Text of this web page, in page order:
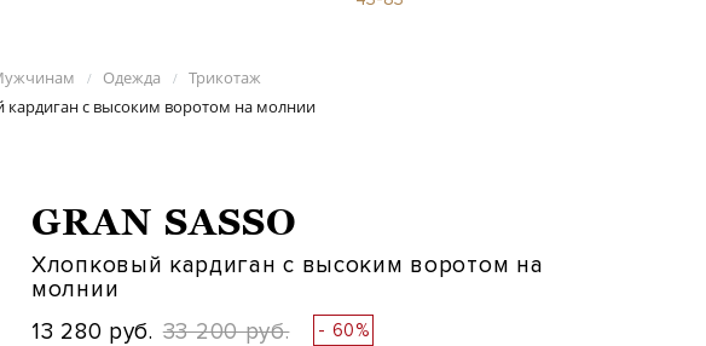
/ Одежда / Трикотаж
кардиган с высоким воротом на молнии
GRAN SASSO
Хлопковый кардиган с высоким воротом на
молнии
13 280 руб. 33 200 руб. - 60%